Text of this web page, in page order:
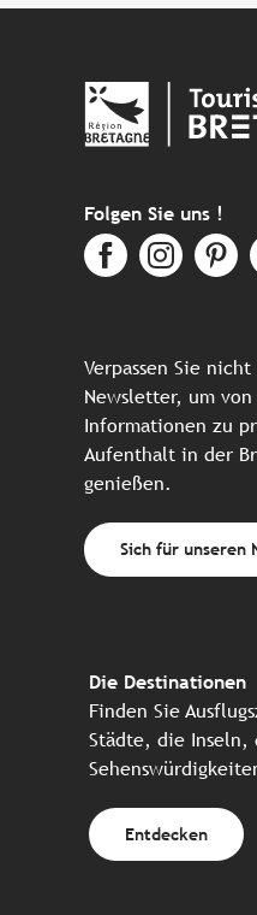
Folgen Sie uns !
Verpassen Sie
Newsletter, um
Informationen zu
Aufenthalt in der
genießen.
Sich für unseren
Die Destinationen
Finden Sie
Städte, die Inseln,
Entdecken